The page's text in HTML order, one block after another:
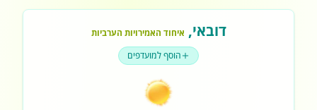
דובאי, איחוד האמירויות הערביות
הוסף למועדפים